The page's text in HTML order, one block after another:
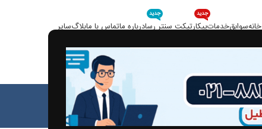
خانهسوابقخدماتپیکار
جدید
تیکت سنتر رسا
جدید
درباره ماتماس با مابلاگسایر
بلاگ
مقالات